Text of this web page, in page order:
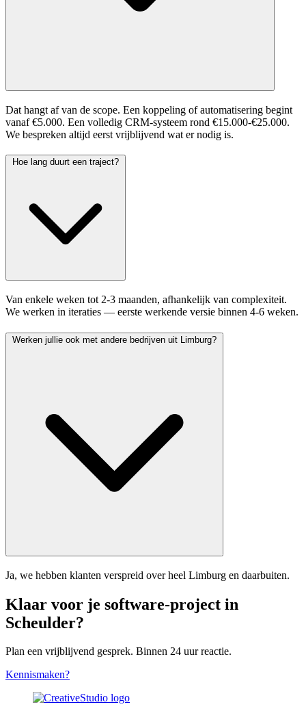
Dat hangt af van de scope. Een koppeling of automatisering begint
vanaf €5.000. Een volledig CRM-systeem rond €15.000-€25.000.
We bespreken altijd eerst vrijblijvend wat er nodig is.
Hoe lang duurt een traject?
Van enkele weken tot 2-3 maanden, afhankelijk van complexiteit.
We werken in iteraties — eerste werkende versie binnen 4-6 weken.
Werken jullie ook met andere bedrijven uit Limburg?
Ja, we hebben klanten verspreid over heel Limburg en daarbuiten.
Klaar voor je software-project in
Scheulder?
Plan een vrijblijvend gesprek. Binnen 24 uur reactie.
Kennismaken?